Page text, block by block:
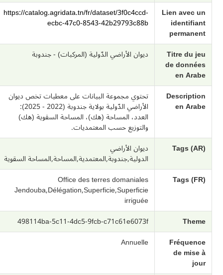
Lien avec un
identifiant
permanent
https://catalog.agridata.tn/fr/dataset/3f0c4ccd-
ecbc-47c0-8543-42b29793c88b
Titre du jeu
de données
en Arabe
ديوان الأراضي الدّولية (المركبات) - جندوبة
Description
en Arabe
تحتوي مجموعة البيانات على معطيات تخص ديوان
الأراضي الدّولية بولاية جندوبة (2022 - 2025):
العدد، المساحة (هك)، المساحة السقوية (هك)
والتوزيع حسب المعتمديات.
Tags (AR)
ديوان الأراضي
الدولية,جندوبة,المعتمدية,المساحة,المساحة السقوية
Tags (FR)
Office des terres domaniales
Jendouba,Délégation,Superficie,Superficie
irriguée
Theme
498114ba-5c11-4dc5-9fcb-c71c61e6073f
Fréquence
de mise à
jour
Annuelle